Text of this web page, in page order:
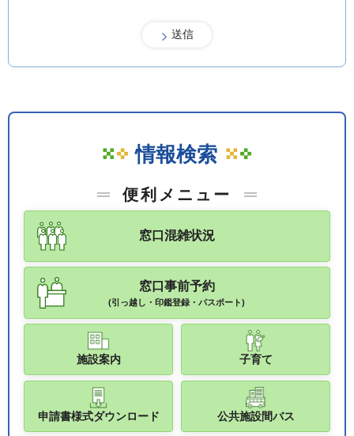
情報検索
便利メニュー
窓口混雑状況
窓口事前予約
(引っ越し・印鑑登録・パスポート)
施設案内 子育て
申請書様式ダウンロード 公共施設間バス